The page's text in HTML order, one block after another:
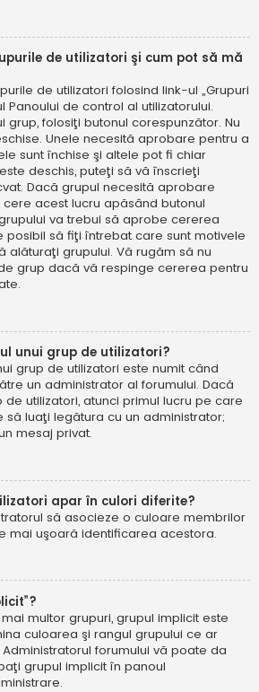
de utilizatori şi cum pot să mă
de utilizatori folosind link-ul „Grupuri
Panoului de control al utilizatorului.
grup, folosiţi butonul corespunzător. Nu
Unele necesită aprobare pentru a
sunt închise şi altele pot fi chiar
deschis, puteţi să vă înscrieţi
Dacă grupul necesită aprobare
acest lucru apăsând butonul
va trebui să aprobe cererea
posibil să fiţi întrebat care sunt motivele
alăturaţi grupului. Vă rugăm să nu
grup dacă vă respinge cererea pentru
unui grup de utilizatori?
grup de utilizatori este numit când
un administrator al forumului. Dacă
utilizatori, atunci primul lucru pe care
luaţi legătura cu un administrator;
mesaj privat.
apar în culori diferite?
să asocieze o culoare membrilor
mai uşoară identificarea acestora.
multor grupuri, grupul implicit este
culoarea şi rangul grupului ce ar
forumului vă poate da
grupul implicit în panoul